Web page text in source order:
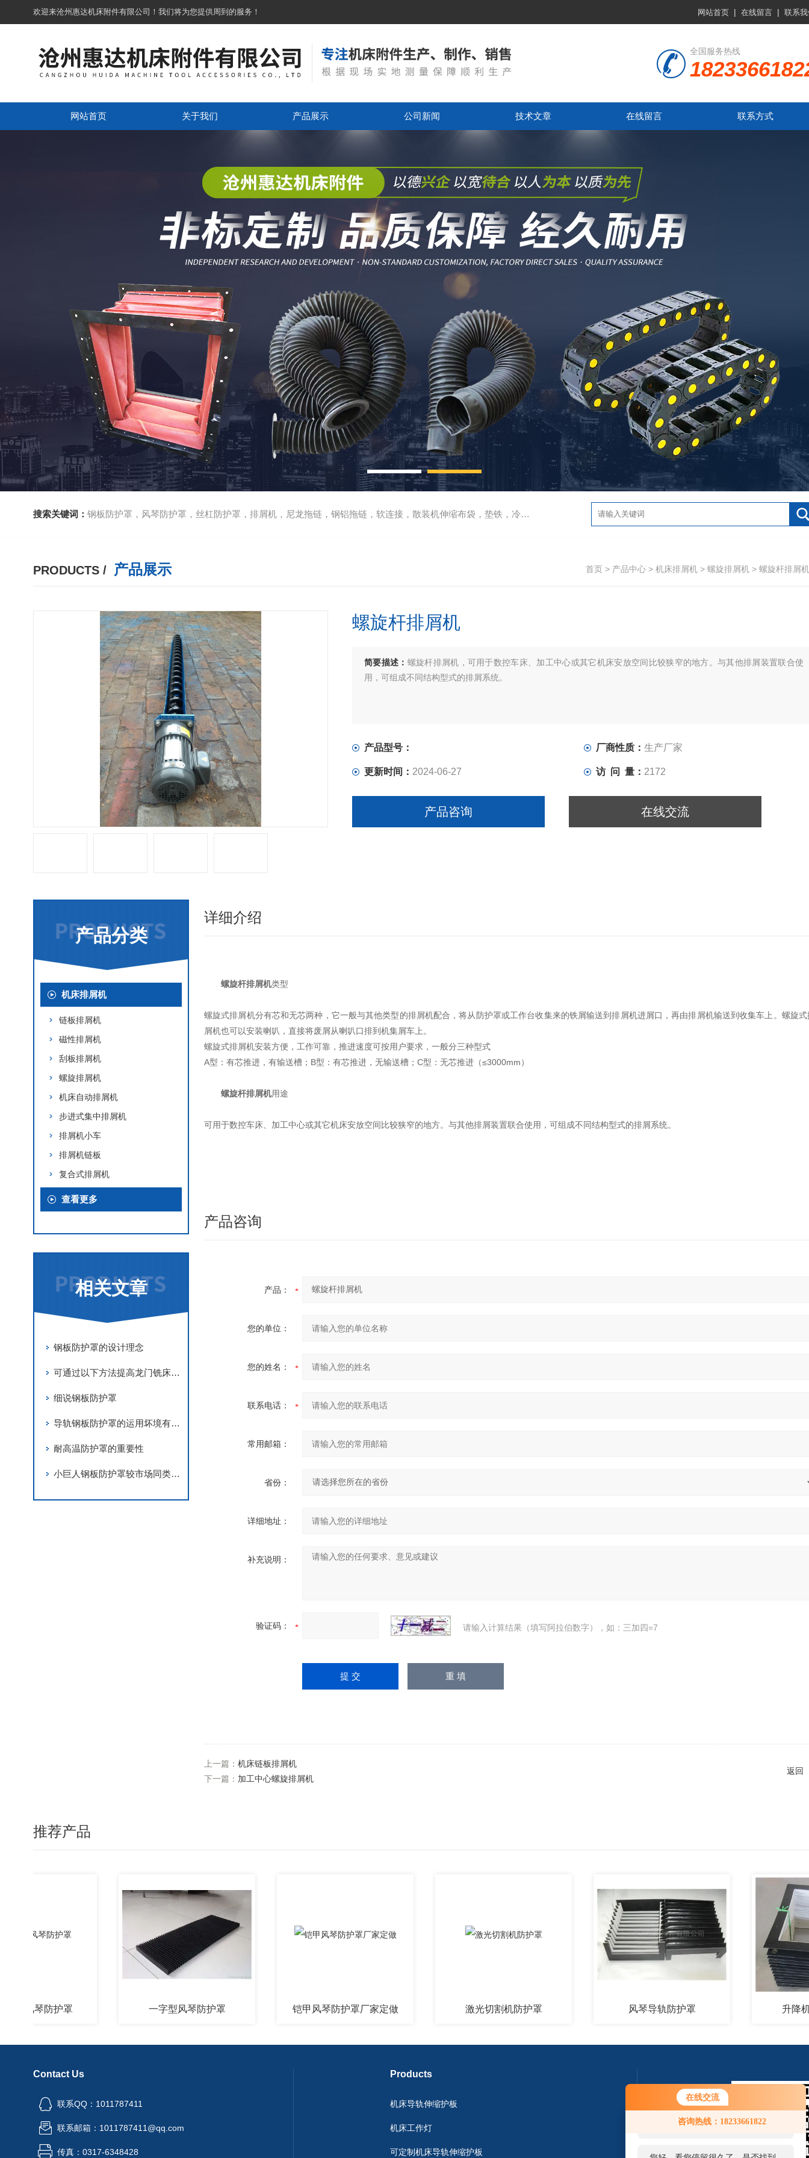
在线交流
咨询热线：18233661822
您好！欢迎前来咨询，很高兴为您
服务，请问您要咨询什么问题呢？
欢迎来沧州惠达机床附件有限公司！我们将为您提供周到的服务！ 网站首页 | 在线留言 | 联系
全国服务热线
网站首页 关于我们 产品展示 公司新闻 技术文章 在线留言 联系方式
搜索关键词： 钢板防护罩，风琴防护罩，丝杠防护罩，排屑机，尼龙拖链，钢铝拖链，软连接，散装机伸缩布袋，垫铁，冷却管，刮屑板
PRODUCTS / 产品展示 首页 > 产品中心 > 机床排屑机 > 螺旋排屑机 > 螺旋杆排屑机
螺旋杆排屑机
简要描述： 螺旋杆排屑机，可用于数控车床、加工中心或其它机床安放空间比较狭窄的地方。与其他排屑装置联合使
用，可组成不同结构型式的排屑系统。
产品型号： 厂商性质： 生产厂家
更新时间： 2024-06-27 访 问 量： 2172
产品咨询 在线交流
产品分类
机床排屑机
链板排屑机
磁性排屑机
刮板排屑机
螺旋排屑机
机床自动排屑机
步进式集中排屑机
排屑机小车
排屑机链板
复合式排屑机
查看更多
相关文章
钢板防护罩的设计理念
可通过以下方法提高龙门铣床钢板防护罩的产品质量
细说钢板防护罩
导轨钢板防护罩的运用坏境有哪些
耐高温防护罩的重要性
小巨人钢板防护罩较市场同类产品具有较大优势
详细介绍
螺旋杆排屑机类型
螺旋式排屑机分有芯和无芯两种，它一般与其他类型的排屑机配合，将从防护罩或工作台收集来的铁屑输送到排屑机进屑口，再由排屑机输送到收集车上。螺旋式
屑机也可以安装喇叭，直接将废屑从喇叭口排到机集屑车上。
螺旋式排屑机安装方便，工作可靠，推进速度可按用户要求，一般分三种型式
A型：有芯推进，有输送槽；B型：有芯推进，无输送槽；C型：无芯推进（≤3000mm）
螺旋杆排屑机用途
可用于数控车床、加工中心或其它机床安放空间比较狭窄的地方。与其他排屑装置联合使用，可组成不同结构型式的排屑系统。
产品咨询
产品：
您的单位：
您的姓名：
联系电话：
常用邮箱：
省份：
详细地址：
补充说明：
验证码： 请输入计算结果（填写阿拉伯数字），如：三加四=7
上一篇： 机床链板排屑机
下一篇： 加工中心螺旋排屑机
返回
推荐产品
琴防护罩 一字型风琴防护罩 铠甲风琴防护罩厂家定做 激光切割机防护罩 风琴导轨防护罩 升降机风
Contact Us
联系QQ：1011787411
联系邮箱：1011787411@qq.com
传真：0317-6348428
Products
机床导轨伸缩护板
机床工作灯
可定制机床导轨伸缩护板